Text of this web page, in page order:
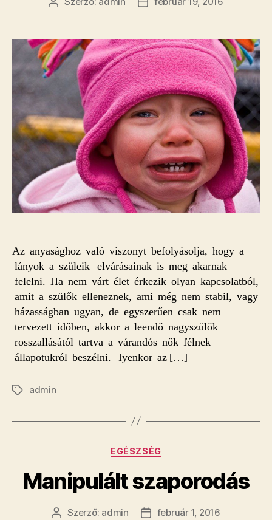
Az anyasághoz való viszonyt befolyásolja, hogy a
lányok a szüleik elvárásainak is meg akarnak
felelni. Ha nem várt élet érkezik olyan kapcsolatból,
amit a szülők elleneznek, ami még nem stabil, vagy
házasságban ugyan, de egyszerűen csak nem
tervezett időben, akkor a leendő nagyszülők
rosszallásától tartva a várandós nők félnek
állapotukról beszélni. Iyenkor az […]
Címkékadmin
Kategóriák
EGÉSZSÉG
Manipulált szaporodás
Bejegyzés
Szerző: admin
Bejegyzés
február 1, 2016